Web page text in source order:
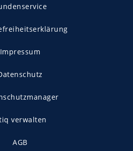
Impressum
verwalten
AGB